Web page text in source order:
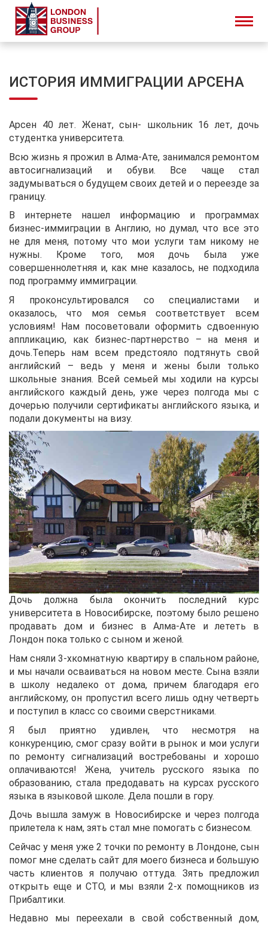
ИСТОРИЯ ИММИГРАЦИИ АРСЕНА
Арсен 40 лет. Женат, сын- школьник 16 лет, дочь
студентка университета.
Всю жизнь я прожил в Алма-Ате, занимался ремонтом
автосигнализаций и обуви. Все чаще стал
задумываться о будущем своих детей и о переезде за
границу.
В интернете нашел информацию и программах
бизнес-иммиграции в Англию, но думал, что все это
не для меня, потому что мои услуги там никому не
нужны. Кроме того, моя дочь была уже
совершеннолетняя и, как мне казалось, не подходила
под программу иммиграции.
Я проконсультировался со специалистами и
оказалось, что моя семья соответствует всем
условиям! Нам посоветовали оформить сдвоенную
аппликацию, как бизнес-партнерство – на меня и
дочь.Теперь нам всем предстояло подтянуть свой
английский – ведь у меня и жены были только
школьные знания. Всей семьей мы ходили на курсы
английского каждый день, уже через полгода мы с
дочерью получили сертификаты английского языка, и
подали документы на визу.
Дочь должна была окончить последний курс
университета в Новосибирске, поэтому было решено
продавать дом и бизнес в Алма-Ате и лететь в
Лондон пока только с сыном и женой.
Нам сняли 3-хкомнатную квартиру в спальном районе,
и мы начали осваиваться на новом месте. Сына взяли
в школу недалеко от дома, причем благодаря его
английскому, он пропустил всего лишь одну четверть
и поступил в класс со своими сверстниками.
Я был приятно удивлен, что несмотря на
конкуренцию, смог сразу войти в рынок и мои услуги
по ремонту сигнализаций востребованы и хорошо
оплачиваются! Жена, учитель русского языка по
образованию, стала предодавать на курсах русского
языка в языковой школе. Дела пошли в гору.
Дочь вышла замуж в Новосибирске и через полгода
прилетела к нам, зять стал мне помогать с бизнесом.
Сейчас у меня уже 2 точки по ремонту в Лондоне, сын
помог мне сделать сайт для моего бизнеса и большую
часть клиентов я получаю оттуда. Зять предложил
открыть еще и СТО, и мы взяли 2-х помощников из
Прибалтики.
Недавно мы переехали в свой собственный дом,